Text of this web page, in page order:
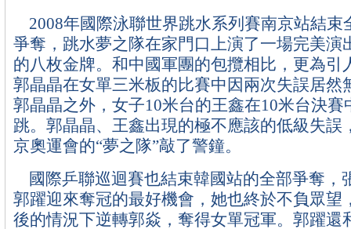
2008年國際泳聯世界跳水系列賽南京站結束
爭奪，跳水夢之隊在家門口上演了一場完美演
的八枚金牌。和中國軍團的包攬相比，更為引
郭晶晶在女單三米板的比賽中因兩次失誤居然
郭晶晶之外，女子10米台的王鑫在10米台決賽
跳。郭晶晶、王鑫出現的極不應該的低級失誤
京奧運會的“夢之隊”敲了警鐘。
國際乒聯巡迴賽也結束韓國站的全部爭奪，
郭躍迎來奪冠的最好機會，她也終於不負眾望
後的情況下逆轉郭焱，奪得女單冠軍。郭躍還